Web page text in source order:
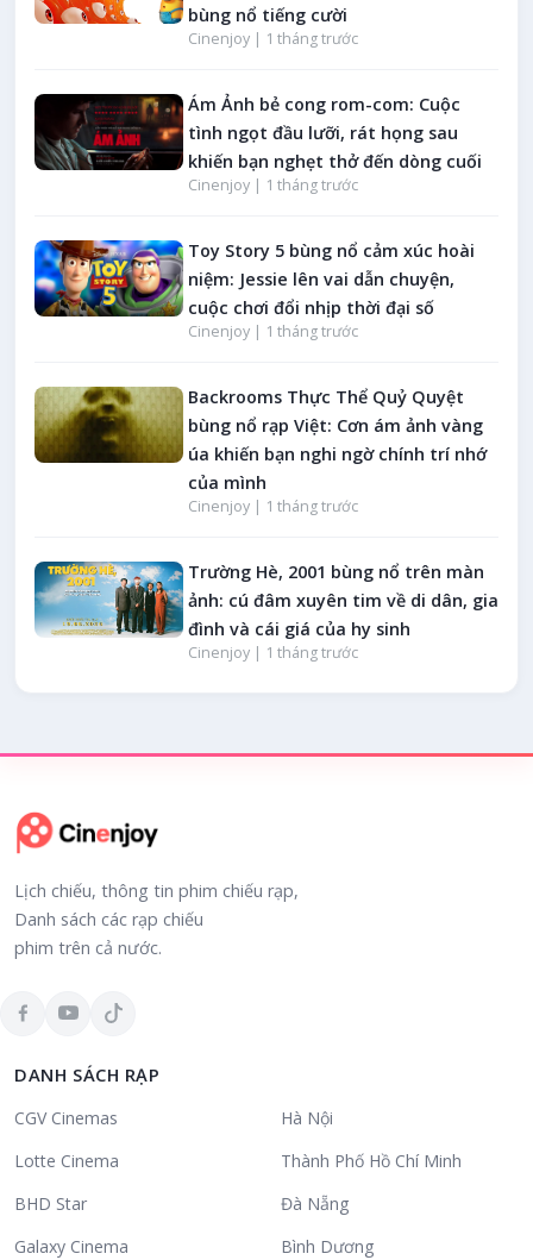
bùng nổ tiếng cười
Cinenjoy | 1 tháng trước
Ám Ảnh bẻ cong rom-com: Cuộc
tình ngọt đầu lưỡi, rát họng sau
khiến bạn nghẹt thở đến dòng cuối
Cinenjoy | 1 tháng trước
Toy Story 5 bùng nổ cảm xúc hoài
niệm: Jessie lên vai dẫn chuyện,
cuộc chơi đổi nhịp thời đại số
Cinenjoy | 1 tháng trước
Backrooms Thực Thể Quỷ Quyệt
bùng nổ rạp Việt: Cơn ám ảnh vàng
úa khiến bạn nghi ngờ chính trí nhớ
của mình
Cinenjoy | 1 tháng trước
Trường Hè, 2001 bùng nổ trên màn
ảnh: cú đâm xuyên tim về di dân, gia
đình và cái giá của hy sinh
Cinenjoy | 1 tháng trước
Lịch chiếu, thông tin phim chiếu rạp,
Danh sách các rạp chiếu
phim trên cả nước.
DANH SÁCH RẠP
CGV Cinemas
Lotte Cinema
BHD Star
Galaxy Cinema
Hà Nội
Thành Phố Hồ Chí Minh
Đà Nẵng
Bình Dương